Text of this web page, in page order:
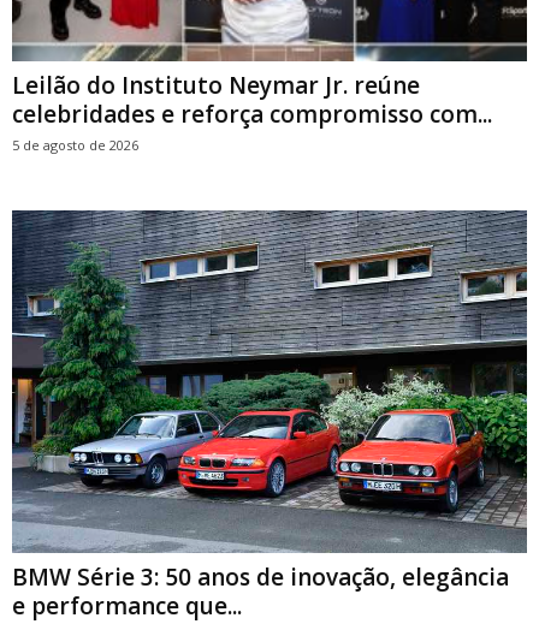
Leilão do Instituto Neymar Jr. reúne
celebridades e reforça compromisso com...
5 de agosto de 2026
BMW Série 3: 50 anos de inovação, elegância
e performance que...